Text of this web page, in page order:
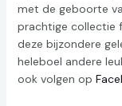
met de geboorte
prachtige collectie
deze bijzondere
heleboel andere
ook volgen op